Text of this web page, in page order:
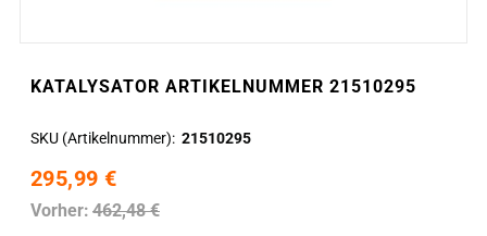
KATALYSATOR ARTIKELNUMMER 21510295
SKU (Artikelnummer) 21510295
295,99 €
Vorher: 462,48 €